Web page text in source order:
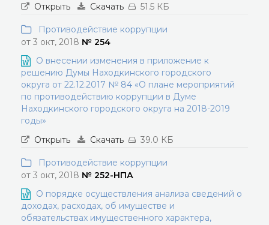
Открыть
Скачать 51.5 КБ
Противодействие коррупции
от 3 окт, 2018 № 254
О внесении изменения в приложение к
решению Думы Находкинского городского
округа от 22.12.2017 № 84 «О плане мероприятий
по противодействию коррупции в Думе
Находкинского городского округа на 2018-2019
годы»
Открыть
Скачать 39.0 КБ
Противодействие коррупции
от 3 окт, 2018 № 252-НПА
О порядке осуществления анализа сведений о
доходах, расходах, об имуществе и
обязательствах имущественного характера,